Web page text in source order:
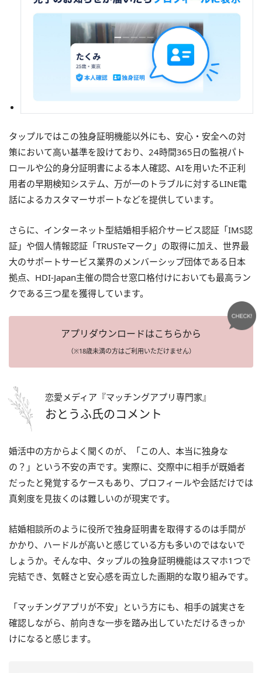
タップルではこの独身証明機能以外にも、安心・安全への対
策において高い基準を設けており、24時間365日の監視パト
ロールや公的身分証明書による本人確認、AIを用いた不正利
用者の早期検知システム、万が一のトラブルに対するLINE電
話によるカスタマーサポートなどを提供しています。
さらに、インターネット型結婚相手紹介サービス認証「IMS認
証」や個人情報認証「TRUSTeマーク」の取得に加え、世界最
大のサポートサービス業界のメンバーシップ団体である日本
拠点、HDI-Japan主催の問合せ窓口格付けにおいても最高ラン
クである三つ星を獲得しています。
アプリダウンロードはこちらから
（※18歳未満の方はご利用いただけません）
恋愛メディア『マッチングアプリ専門家』
おとうふ氏のコメント
婚活中の方からよく聞くのが、「この人、本当に独身な
の？」という不安の声です。実際に、交際中に相手が既婚者
だったと発覚するケースもあり、プロフィールや会話だけでは
真剣度を見抜くのは難しいのが現実です。
結婚相談所のように役所で独身証明書を取得するのは手間が
かかり、ハードルが高いと感じている方も多いのではないで
しょうか。そんな中、タップルの独身証明機能はスマホ1つで
完結でき、気軽さと安心感を両立した画期的な取り組みです。
「マッチングアプリが不安」という方にも、相手の誠実さを
確認しながら、前向きな一歩を踏み出していただけるきっか
けになると感じます。